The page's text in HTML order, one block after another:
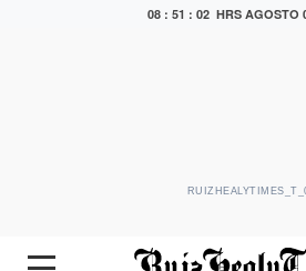
08 : 51 : 03 HRS AGOSTO